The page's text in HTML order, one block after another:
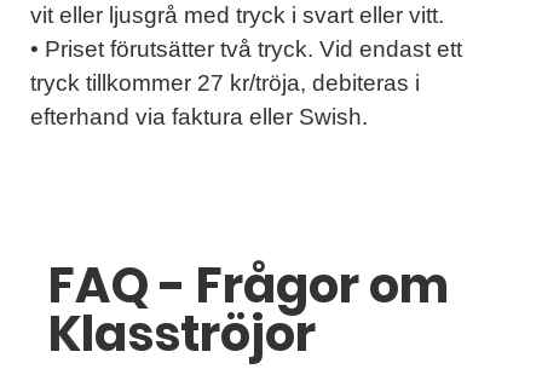
vit eller ljusgrå med tryck i svart eller vitt.
• Priset förutsätter två tryck. Vid endast ett
tryck tillkommer 27 kr/tröja, debiteras i
efterhand via faktura eller Swish.
FAQ - Frågor om
Klasströjor